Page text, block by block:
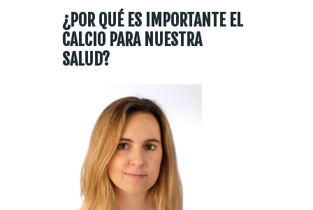
¿POR QUÉ ES IMPORTANTE EL
CALCIO PARA NUESTRA
SALUD?